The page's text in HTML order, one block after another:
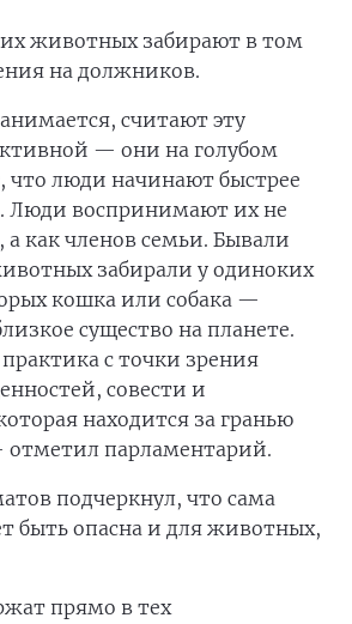
животных забирают в том
на должников.
считают эту
— они на голубом
что люди начинают быстрее
Люди воспринимают их не
как членов семьи. Бывали
забирали у одиноких
кошка или собака —
существо на планете.
с точки зрения
совести и
находится за гранью
отметил парламентарий.
подчеркнул, что сама
быть опасна и для животных,
прямо в тех